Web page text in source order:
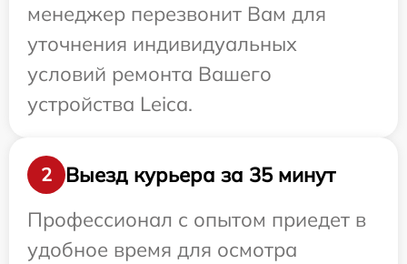
менеджер перезвонит Вам для
уточнения индивидуальных
условий ремонта Вашего
устройства Leica.
2
Выезд курьера за 35 минут
Профессионал с опытом приедет в
удобное время для осмотра